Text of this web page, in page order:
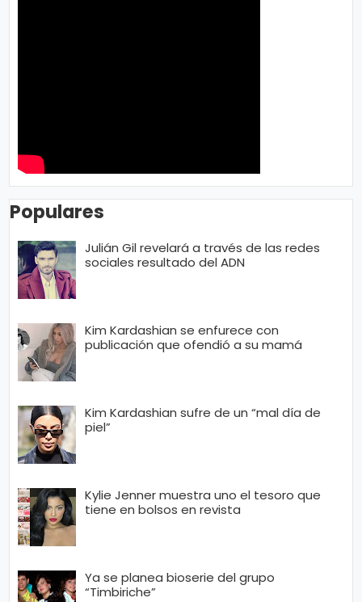
Populares
Julián Gil revelará a través de las redes
sociales resultado del ADN
Kim Kardashian se enfurece con
publicación que ofendió a su mamá
Kim Kardashian sufre de un “mal día de
piel”
Kylie Jenner muestra uno el tesoro que
tiene en bolsos en revista
Ya se planea bioserie del grupo
“Timbiriche”